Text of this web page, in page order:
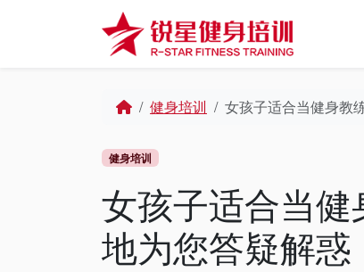
Home健身培训 女孩子适合当健身教
健身培训
女孩子适合当
地为您答疑解惑